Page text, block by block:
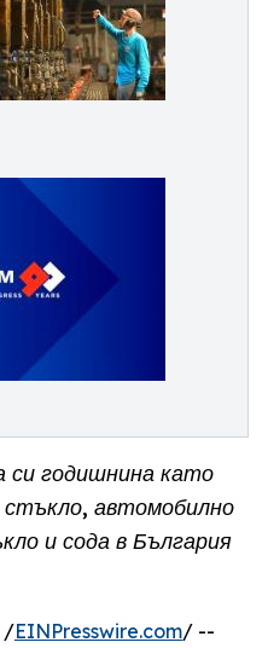
си годишнина като
стъкло, автомобилно
и сода в България
/EINPresswire.com/ --